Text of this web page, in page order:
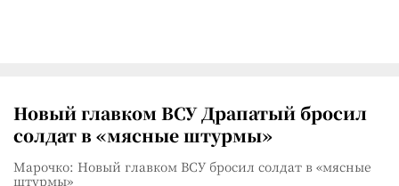
Новый главком ВСУ Драпатый бросил
солдат в «мясные штурмы»
Марочко: Новый главком ВСУ бросил солдат в «мясные
штурмы»